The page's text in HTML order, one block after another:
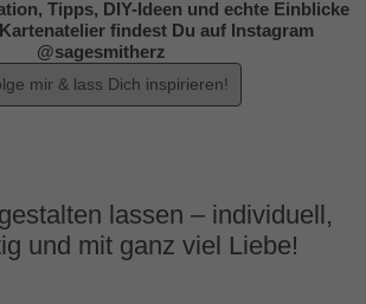
Tipps, DIY-Ideen und echte Einblicke
findest Du auf Instagram
@sagesmitherz
mir & lass Dich inspirieren!
lassen – individuell,
und mit ganz viel Liebe!